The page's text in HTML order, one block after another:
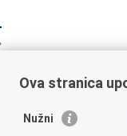
Korisne
Ova stranica
Nužni